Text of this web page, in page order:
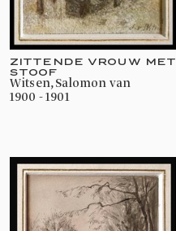
ZITTENDE VROUW MET
STOOF
Witsen, Salomon van
1900 - 1901